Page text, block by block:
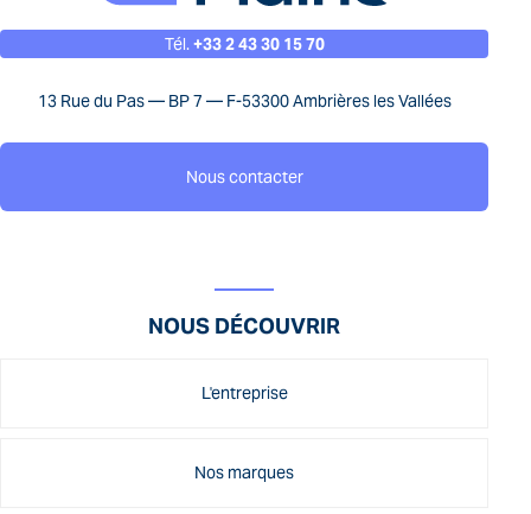
Tél.+33 2 43 30 15 70
13 Rue du Pas — BP 7 — F-53300 Ambrières les Vallées
Nous contacter
NOUS DÉCOUVRIR
L'entreprise
Nos marques